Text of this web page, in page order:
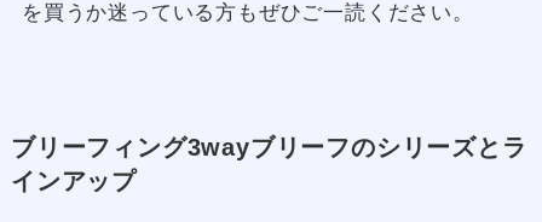
を買うか迷っている方もぜひご一読ください。
ブリーフィング3wayブリーフのシリーズとラ
インアップ